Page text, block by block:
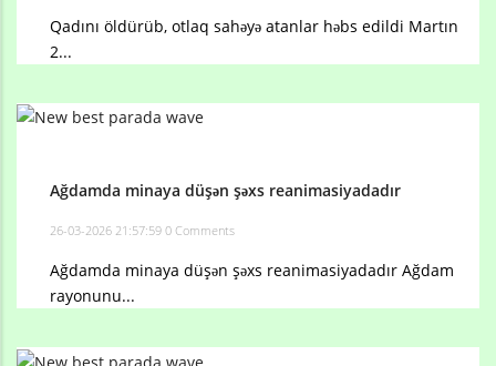
Qadını öldürüb, otlaq sahəyə atanlar həbs edildi Martın
2...
Ağdamda minaya düşən şəxs reanimasiyadadır
26-03-2026 21:57:59 0 Comments
Ağdamda minaya düşən şəxs reanimasiyadadır Ağdam
rayonunu...